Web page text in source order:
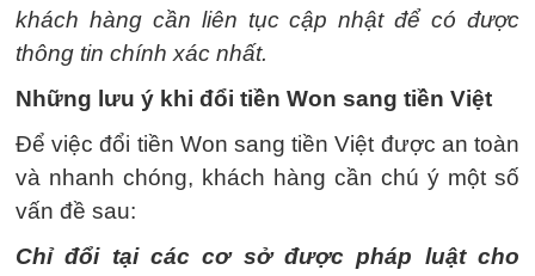
khách hàng cần liên tục cập nhật để có được
thông tin chính xác nhất.
Những lưu ý khi đổi tiền Won sang tiền Việt
Để việc đổi tiền Won sang tiền Việt được an toàn
và nhanh chóng, khách hàng cần chú ý một số
vấn đề sau:
Chỉ đổi tại các cơ sở được pháp luật cho